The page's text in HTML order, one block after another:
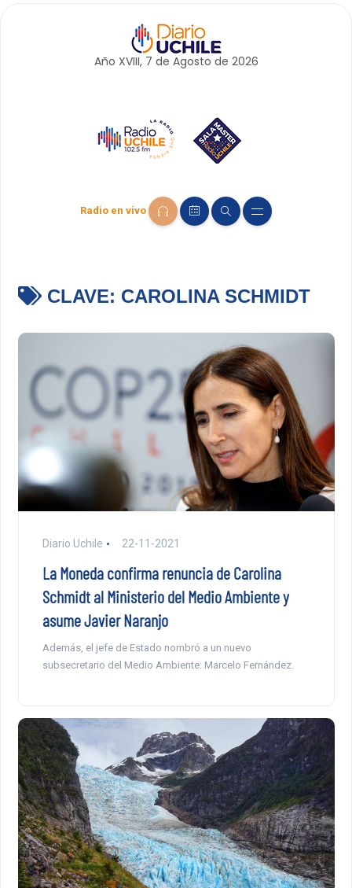
Año XVIII, 7 de Agosto de 2026
Radio en vivo
CLAVE: CAROLINA SCHMIDT
Diario Uchile 22-11-2021
La Moneda confirma renuncia de Carolina
Schmidt al Ministerio del Medio Ambiente y
asume Javier Naranjo
Además, el jefe de Estado nombró a un nuevo
subsecretario del Medio Ambiente: Marcelo Fernández.